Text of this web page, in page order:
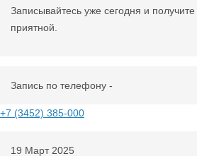
Записывайтесь уже сегодня и
приятной.
Запись по телефону -
+7 (3452) 385-000
19 Март 2025